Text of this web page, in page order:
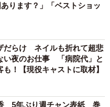
ります？」「ベストショッ
だらけ ネイルも折れて超悲
夜のお仕事 「病院代」と
！【現役キャストに取材】
5年ぶり週チャン表紙 巻